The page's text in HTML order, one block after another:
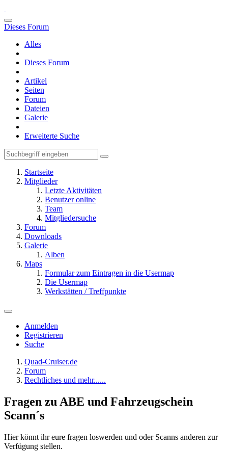
Dieses Forum
Alles
Dieses Forum
Artikel
Seiten
Forum
Dateien
Galerie
Erweiterte Suche
Startseite
Mitglieder
Letzte Aktivitäten
Benutzer online
Team
Mitgliedersuche
Forum
Downloads
Galerie
Alben
Maps
Formular zum Eintragen in die Usermap
Die Usermap
Werkstätten / Treffpunkte
Anmelden
Registrieren
Suche
Quad-Cruiser.de
Forum
Rechtliches und mehr......
Fragen zu ABE und Fahrzeugschein
Scann´s
Hier könnt ihr eure fragen loswerden und oder Scanns anderen zur
Verfügung stellen.